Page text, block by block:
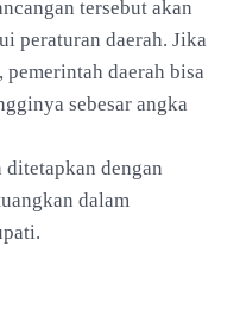
tersebut akan
peraturan daerah. Jika
daerah bisa
sebesar angka
ditetapkan dengan
dalam